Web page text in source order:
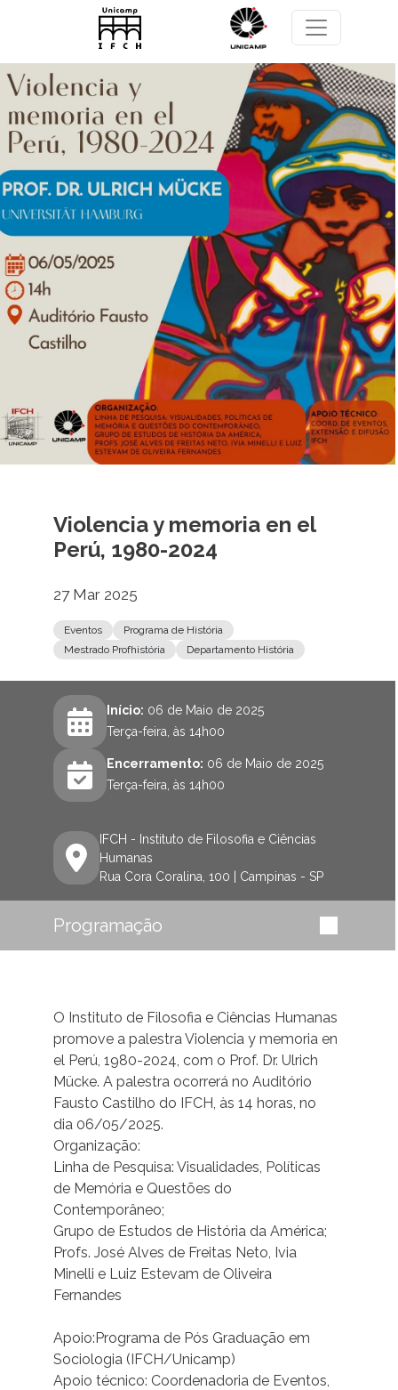
Pular para o conteúdo principal
Violencia y memoria en el
Perú, 1980-2024
27 Mar 2025
Eventos
Programa de História
Mestrado Profhistória
Departamento História
Início: 06 de Maio de 2025
Terça-feira, às 14h00
Encerramento: 06 de Maio de 2025
Terça-feira, às 14h00
IFCH - Instituto de Filosofia e Ciências
Humanas
Rua Cora Coralina, 100 | Campinas - SP
Programação
O Instituto de Filosofia e Ciências Humanas
promove a palestra Violencia y memoria en
el Perú, 1980-2024, com o Prof. Dr. Ulrich
Mücke. A palestra ocorrerá no Auditório
Fausto Castilho do IFCH, às 14 horas, no
dia 06/05/2025.
Organização:
Linha de Pesquisa: Visualidades, Políticas
de Memória e Questões do
Contemporâneo;
Grupo de Estudos de História da América;
Profs. José Alves de Freitas Neto, Ivia
Minelli e Luiz Estevam de Oliveira
Fernandes
Apoio:Programa de Pós Graduação em
Sociologia (IFCH/Unicamp)
Apoio técnico: Coordenadoria de Eventos,